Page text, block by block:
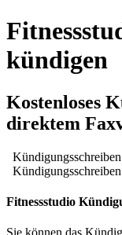
kündigen
Kostenloses
direktem
Fitnessstudio